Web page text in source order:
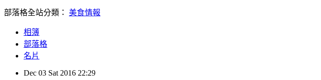
部落格全站分類： 美食情報
相簿
部落格
名片
Dec 03 Sat 2016 22:29